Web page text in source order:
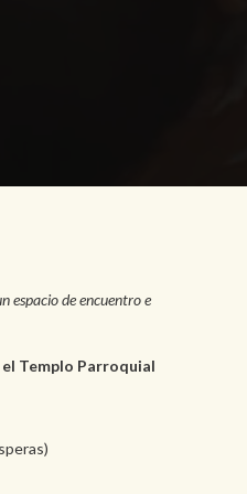
espacio de encuentro e
Templo Parroquial